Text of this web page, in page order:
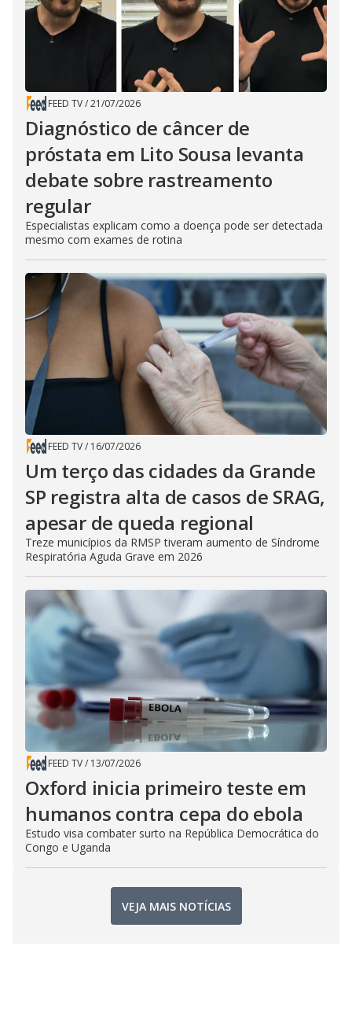
FEED TV/21/07/2026
Diagnóstico de câncer de
próstata em Lito Sousa levanta
debate sobre rastreamento
regular
Especialistas explicam como a doença pode ser detectada
mesmo com exames de rotina
FEED TV/ 16/07/2026
Um terço das cidades da Grande
SP registra alta de casos de SRAG,
apesar de queda regional
Treze municípios da RMSP tiveram aumento de Síndrome
Respiratória Aguda Grave em 2026
FEED TV/ 13/07/2026
Oxford inicia primeiro teste em
humanos contra cepa do ebola
Estudo visa combater surto na República Democrática do
Congo e Uganda
VEJA MAIS NOTÍCIAS